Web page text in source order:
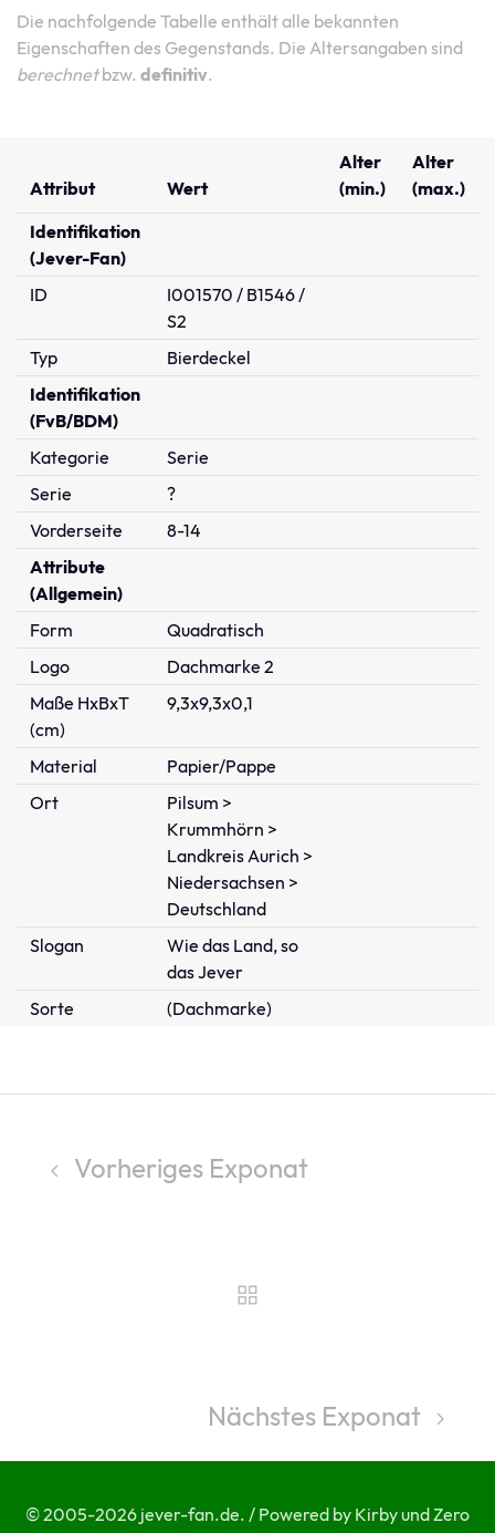
Die nachfolgende Tabelle enthält alle bekannten
Eigenschaften des Gegenstands. Die Altersangaben sind
berechnetbzw. definitiv.
Attribut Wert
Alter
(min.)
Alter
(max.)
Identifikation
(Jever-Fan)
ID
I001570 / B1546 /
S2
Typ
Bierdeckel
Identifikation
(FvB/BDM)
Kategorie
Serie
Serie
?
Vorderseite
8-14
Attribute
(Allgemein)
Form
Quadratisch
Logo
Dachmarke 2
Maße HxBxT
(cm)
9,3x9,3x0,1
Material
Papier/Pappe
Ort
Pilsum >
Krummhörn >
Landkreis Aurich >
Niedersachsen >
Deutschland
Slogan
Wie das Land, so
das Jever
Sorte
(Dachmarke)
Vorheriges Exponat
Nächstes Exponat
© 2005-2026 jever-fan.de. / Powered by Kirby und Zero